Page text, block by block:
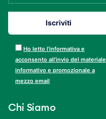
Ho letto l’informativa e
acconsento all’invio del materiale
informativo e promozionale a
mezzo email
Chi Siamo